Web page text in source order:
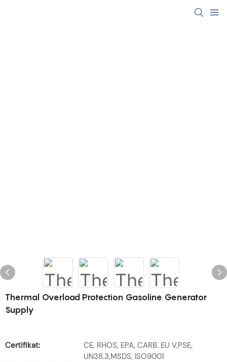
Thermal Overload Protection Gasoline Generator
Supply
Certifikat:
CE, RHOS, EPA, CARB. EU V,PSE,
UN38.3,MSDS, ISO9001